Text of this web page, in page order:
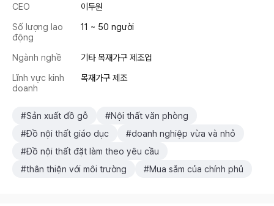
CEO
이두원
Số lượng lao
động
11 ~ 50 người
Ngành nghề
기타 목재가구 제조업
Lĩnh vực kinh
doanh
목재가구 제조
#Sản xuất đồ gỗ
#Nội thất văn phòng
#Đồ nội thất giáo dục
#doanh nghiệp vừa và nhỏ
#Đồ nội thất đặt làm theo yêu cầu
#thân thiện với môi trường
#Mua sắm của chính phủ